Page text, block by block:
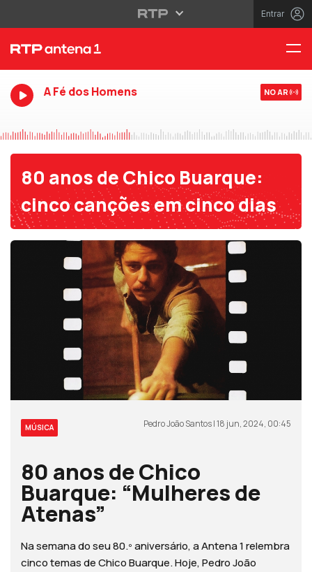
Entrar
A Fé dos Homens NO AR
80 anos de Chico Buarque:
cinco canções em cinco dias
MÚSICA Pedro João Santos | 18 jun, 2024, 00:45
80 anos de Chico
Buarque: “Mulheres de
Atenas”
Na semana do seu 80.º aniversário, a Antena 1 relembra
cinco temas de Chico Buarque. Hoje, Pedro João